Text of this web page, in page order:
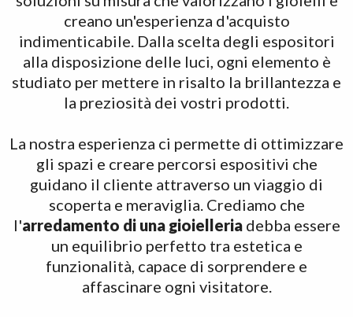
creano un'esperienza d'acquisto
indimenticabile. Dalla scelta degli espositori
alla disposizione delle luci, ogni elemento è
studiato per mettere in risalto la brillantezza e
la preziosità dei vostri prodotti.
La nostra esperienza ci permette di ottimizzare
gli spazi e creare percorsi espositivi che
guidano il cliente attraverso un viaggio di
scoperta e meraviglia. Crediamo che
l'arredamento di una gioielleriadebba essere
un equilibrio perfetto tra estetica e
funzionalità, capace di sorprendere e
affascinare ogni visitatore.